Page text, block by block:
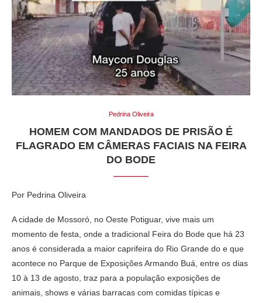
Pedrina Oliveira
HOMEM COM MANDADOS DE PRISÃO É
FLAGRADO EM CÂMERAS FACIAIS NA FEIRA
DO BODE
Por Pedrina Oliveira
A cidade de Mossoró, no Oeste Potiguar, vive mais um
momento de festa, onde a tradicional Feira do Bode que há 23
anos é considerada a maior caprifeira do Rio Grande do e que
acontece no Parque de Exposições Armando Buá, entre os dias
10 à 13 de agosto, traz para a população exposições de
animais, shows e várias barracas com comidas típicas e